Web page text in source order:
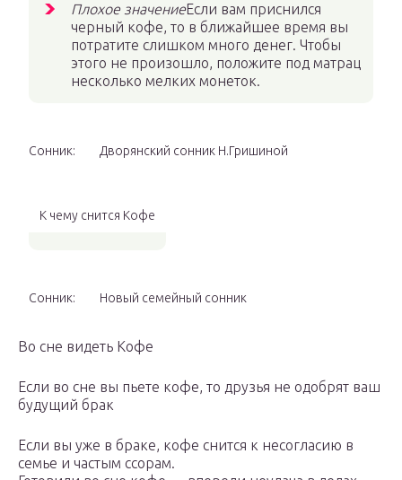
Плохое значениеЕсли вам приснился
черный кофе, то в ближайшее время вы
потратите слишком много денег. Чтобы
этого не произошло, положите под матрац
несколько мелких монеток.
Сонник: Дворянский сонник Н.Гришиной
К чему снится Кофе
Сонник: Новый семейный сонник
Во сне видеть Кофе
Если во сне вы пьете кофе, то друзья не одобрят ваш
будущий брак
Если вы уже в браке, кофе снится к несогласию в
семье и частым ссорам.